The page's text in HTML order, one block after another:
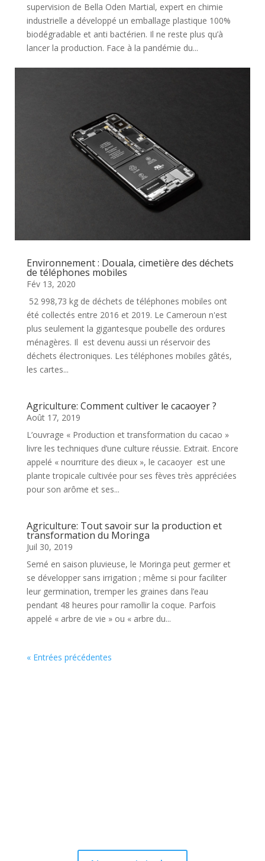
supervision de Bella Oden Martial, expert en chimie
industrielle a développé un emballage plastique 100%
biodégradable et anti bactérien. Il ne reste plus qu’à
lancer la production. Face à la pandémie du...
Environnement : Douala, cimetière des déchets
de téléphones mobiles
Fév 13, 2020
52 998,73 kg de déchets de téléphones mobiles ont
été collectés entre 2016 et 2019. Le Cameroun n'est
plus seulement la gigantesque poubelle des ordures
ménagères. Il est devenu aussi un réservoir des
déchets électroniques. Les téléphones mobiles gâtés,
les cartes...
Agriculture: Comment cultiver le cacaoyer ?
Août 17, 2019
L’ouvrage « Production et transformation du cacao »
livre les techniques d’une culture réussie. Extrait. Encore
appelé « nourriture des dieux », le cacaoyer est une
plante tropicale cultivée pour ses fèves très appréciées
pour son arôme et ses...
Agriculture: Tout savoir sur la production et
transformation du Moringa
Juil 30, 2019
Semé en saison pluvieuse, le Moringa peut germer et
se développer sans irrigation ; même si pour faciliter
leur germination, tremper les graines dans l’eau
pendant 48 heures pour ramollir la coque. Parfois
appelé « arbre de vie » ou « arbre du...
« Entrées précédentes